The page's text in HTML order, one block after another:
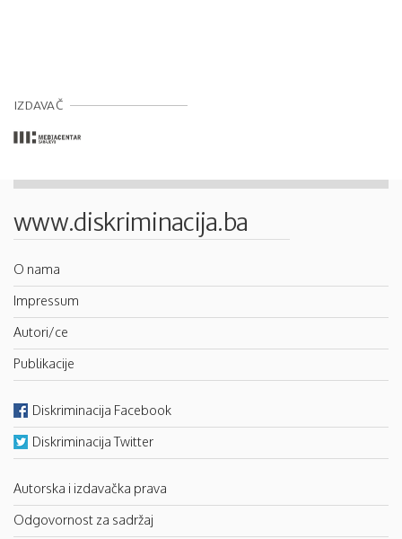
IZDAVAČ
www.diskriminacija.ba
O nama
Impressum
Autori/ce
Publikacije
Diskriminacija Facebook
Diskriminacija Twitter
Autorska i izdavačka prava
Odgovornost za sadržaj